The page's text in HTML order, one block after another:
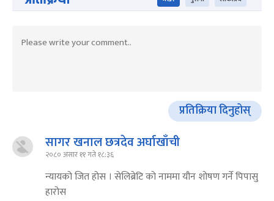
प्रतिक्रिया दिनुहोस्
सागर खनाल छत्रदेव अर्घाखाँची
२०८० असार ११ गते १८:३६
न्यायको जित होस । सेलिब्रेटि को नाममा यौन शोषण गर्ने पिपासु
हारोस